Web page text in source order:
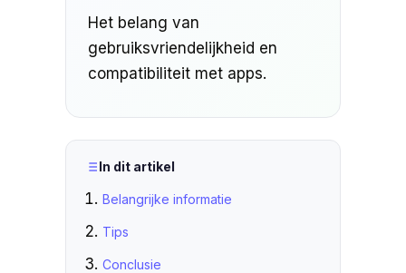
Het belang van
gebruiksvriendelijkheid en
compatibiliteit met apps.
In dit artikel
Belangrijke informatie
Tips
Conclusie